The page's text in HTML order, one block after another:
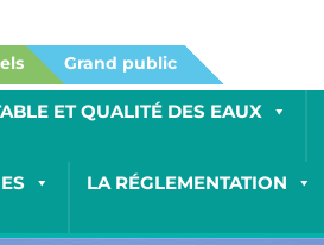
Grand public
ET QUALITÉ DES EAUX
LA RÉGLEMENTATION